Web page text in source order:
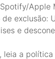
Apple
exclusão:
e
leia a